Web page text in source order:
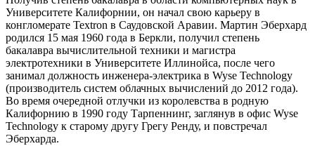
Университете Калифорнии, он начал свою карьеру в
конгломерате Textron в Саудовской Аравии. Мартин Эберхард
родился 15 мая 1960 года в Беркли, получил степень
бакалавра вычислительной техники и магистра
электротехники в Университете Иллинойса, после чего
занимал должность инженера-электрика в Wyse Technology
(производитель систем облачных вычислений до 2012 года).
Во время очередной отлучки из королевства в родную
Калифорнию в 1990 году Тарпеннинг, заглянув в офис Wyse
Technology к старому другу Грегу Ренду, и повстречал
Эберхарда.